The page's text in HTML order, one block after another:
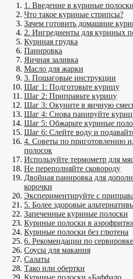
1. Введение в куриные полоски
Что такое куриные стрипсы?
Зачем готовить домашние
2. Ингредиенты для куриных
Куриная грудка
Панировка
Яичная заливка
Масло для жарки
3. Пошаговые инструкции
Шаг 1: Подготовьте курицу
Шаг 2: Приправьте курицу
Шаг 3: Окуните в яичную
Шаг 4: Снова панируйте
Шаг 5: Обжарьте куриные
Шаг 6: Слейте воду и
4. Советы по приготовлению
полосок
Используйте термометр для
Не переполняйте сковороду
Двойная панировка для
корочки
Экспериментируйте с
5. Более здоровые
Запеченные куриные полоски
Куриные полоски в
Куриные полоски без глютена
6. Рекомендации по сервировке
Соусы для макания
Салаты
Тако или обертки
Куриные полоски «Баффало